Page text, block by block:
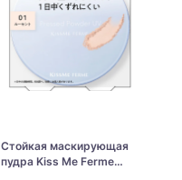
Стойкая маскирующая
пудра Kiss Me Ferme